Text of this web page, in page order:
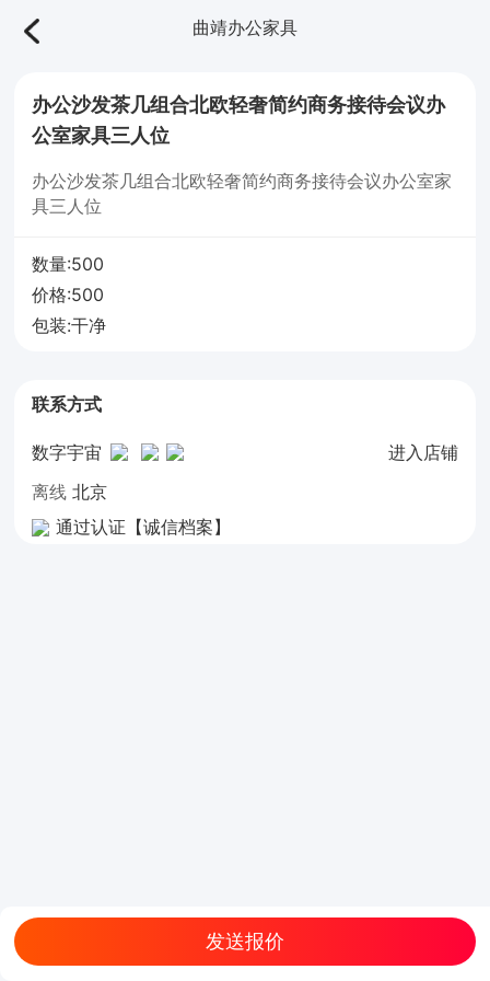
曲靖办公家具
办公沙发茶几组合北欧轻奢简约商务接待会议办
公室家具三人位
办公沙发茶几组合北欧轻奢简约商务接待会议办公室家
具三人位
数量:500
价格:500
包装:干净
联系方式
数字宇宙
进入店铺
离线 北京
通过认证【诚信档案】
发送报价